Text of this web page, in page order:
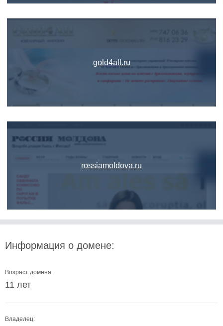
gold4all.ru
rossiamoldova.ru
Информация о домене:
Возраст домена:
11 лет
Владелец: